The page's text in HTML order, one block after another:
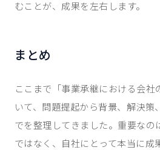
むことが、成果を左右します。
まとめ
ここまで「事業承継における会社
いて、問題提起から背景、解決策
でを整理してきました。重要なの
ではなく、自社にとって本当に成